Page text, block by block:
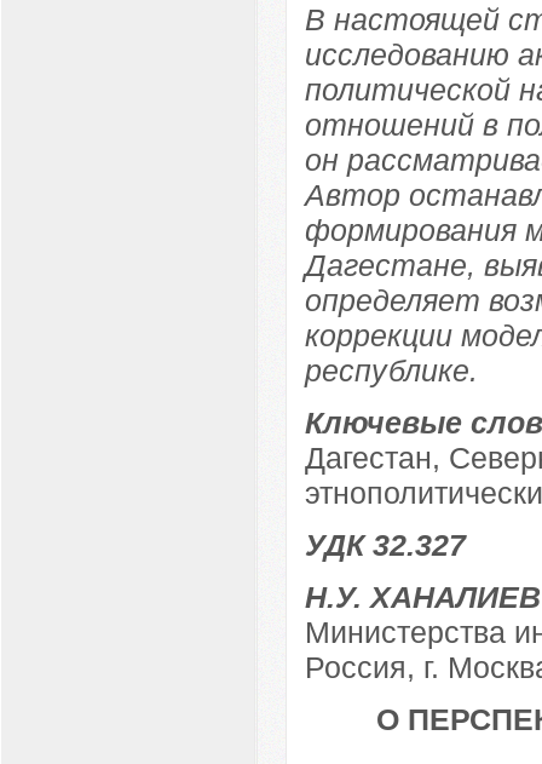
В настоящей
исследованию
политической
отношений в
он
Автор
формирования
Дагестане,
определяет
коррекции
республике.
Ключевые
Дагестан,
УДК 32.327
Н.У. ХАНАЛИЕВ
Министерства
Россия, г.
О